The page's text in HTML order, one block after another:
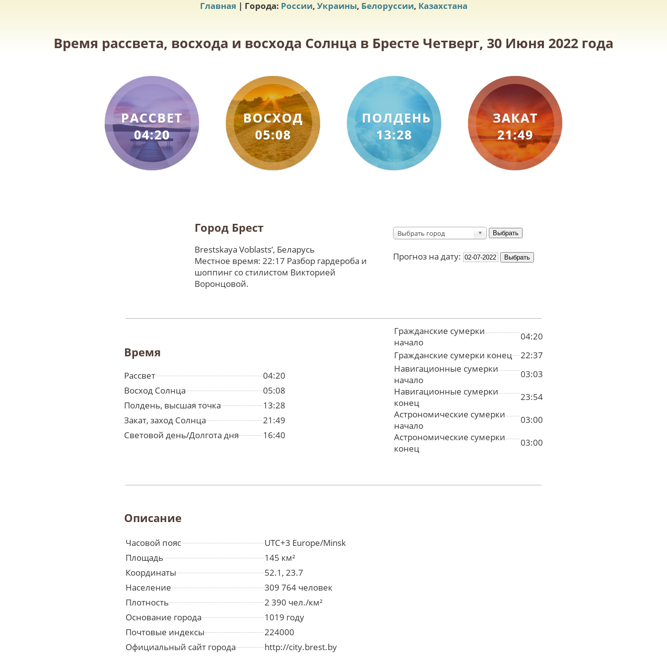
Главная | Города: России, Украины, Белоруссии, Казахстана
Время рассвета, восхода и восхода Солнца в Бресте Четверг, 30 Июня 2022 года
РАССВЕТ
04:20
ВОСХОД
05:08
ПОЛДЕНЬ
13:28
ЗАКАТ
21:49
Город Брест
Brestskaya Voblastsʼ, Беларусь
Местное время: 22:17 Разбор гардероба и
шоппинг со стилистом Викторией
Воронцовой.
Выбрать город
Прогноз на дату:
Время
Рассвет
04:20
Восход Солнца
05:08
Полдень, высшая точка
13:28
Закат, заход Солнца
21:49
Световой день/Долгота дня
16:40
Гражданские сумерки
начало
04:20
Гражданские сумерки конец
22:37
Навигационные сумерки
начало
03:03
Навигационные сумерки
конец
23:54
Астрономические сумерки
начало
03:00
Астрономические сумерки
конец
03:00
Описание
Часовой пояс
UTC+3 Europe/Minsk
Площадь
145 км²
Координаты
52.1, 23.7
Население
309 764 человек
Плотность
2 390 чел./км²
Основание города
1019 году
Почтовые индексы
224000
Официальный сайт города
http://city.brest.by